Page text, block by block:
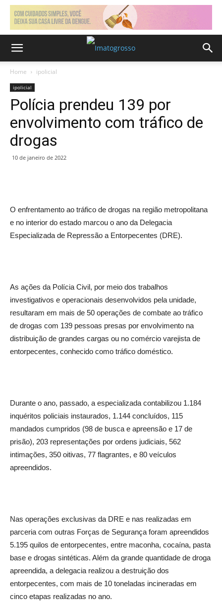
Home ipolicial
ipolicial
Polícia prendeu 139 por
envolvimento com tráfico de
drogas
10 de janeiro de 2022
O enfrentamento ao tráfico de drogas na região metropolitana
e no interior do estado marcou o ano da Delegacia
Especializada de Repressão a Entorpecentes (DRE).
As ações da Polícia Civil, por meio dos trabalhos
investigativos e operacionais desenvolvidos pela unidade,
resultaram em mais de 50 operações de combate ao tráfico
de drogas com 139 pessoas presas por envolvimento na
distribuição de grandes cargas ou no comércio varejista de
entorpecentes, conhecido como tráfico doméstico.
Durante o ano, passado, a especializada contabilizou 1.184
inquéritos policiais instaurados, 1.144 concluídos, 115
mandados cumpridos (98 de busca e apreensão e 17 de
prisão), 203 representações por ordens judiciais, 562
intimações, 350 oitivas, 77 flagrantes, e 80 veículos
apreendidos.
Nas operações exclusivas da DRE e nas realizadas em
parceria com outras Forças de Segurança foram apreendidos
5.195 quilos de entorpecentes, entre maconha, cocaína, pasta
base e drogas sintéticas. Além da grande quantidade de droga
apreendida, a delegacia realizou a destruição dos
entorpecentes, com mais de 10 toneladas incineradas em
cinco etapas realizadas no ano.